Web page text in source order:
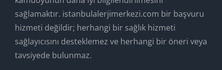
sağlamaktır. istanbulalerjimerkezi.com bir başvuru
hizmeti değildir; herhangi bir sağlık hizmeti
sağlayıcısını desteklemez ve herhangi bir öneri veya
tavsiyede bulunmaz.